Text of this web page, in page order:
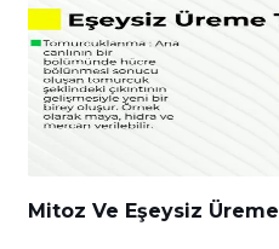
Mitoz Ve Eşeysiz Üreme